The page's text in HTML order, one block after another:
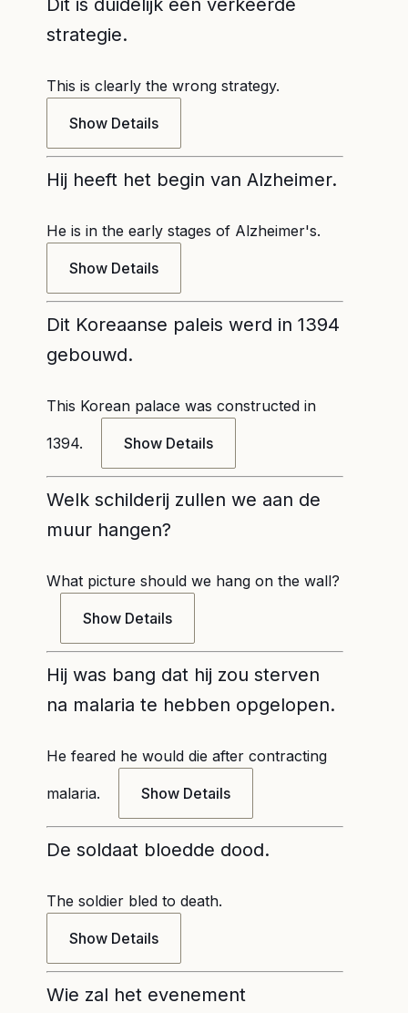
Dit is duidelijk een verkeerde
strategie.
This is clearly the wrong strategy.
Show Details
Hij heeft het begin van Alzheimer.
He is in the early stages of Alzheimer's.
Show Details
Dit Koreaanse paleis werd in 1394
gebouwd.
This Korean palace was constructed in
1394. Show Details
Welk schilderij zullen we aan de
muur hangen?
What picture should we hang on the wall?
Show Details
Hij was bang dat hij zou sterven
na malaria te hebben opgelopen.
He feared he would die after contracting
malaria. Show Details
De soldaat bloedde dood.
The soldier bled to death.
Show Details
Wie zal het evenement